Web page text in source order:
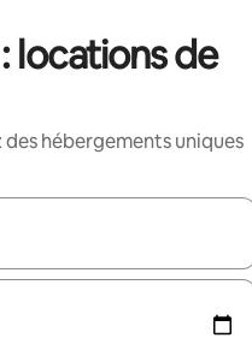
locations de
hébergements uniques
s'affichent, utilisez les flèches